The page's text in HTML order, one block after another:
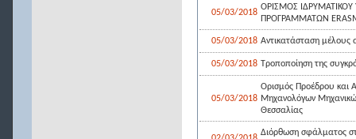
05/03/2018
ΟΡΙΣΜΟΣ
ΠΡΟΓΡΑΜΜΑΤΩΝ
05/03/2018 Αντικατάσταση μέλους
05/03/2018 Τροποποίηση της
05/03/2018
Ορισμός Προέδρου
Μηχανολόγων
Θεσσαλίας
Διόρθωση σφάλματος